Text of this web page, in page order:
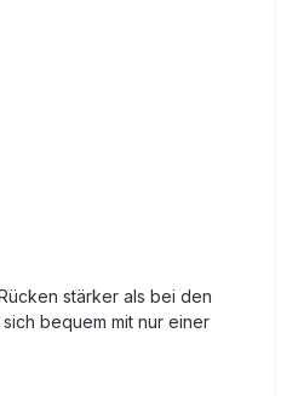
stärker als bei den
bequem mit nur einer